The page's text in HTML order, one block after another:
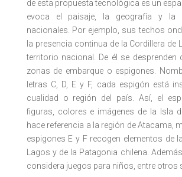
de esta propuesta tecnológica es un
evoca el paisaje, la geografía y la
nacionales. Por ejemplo, sus techos
la presencia continua de la Cordillera de
territorio nacional. De él se desprenden
zonas de embarque o espigones.
letras C, D, E y F, cada espigón está
cualidad o región del país. Así, el
figuras, colores e imágenes de la Isla
hace referencia a la región de Atacama,
espigones E y F recogen elementos de
Lagos y de la Patagonia chilena.
considera juegos para niños, entre otros